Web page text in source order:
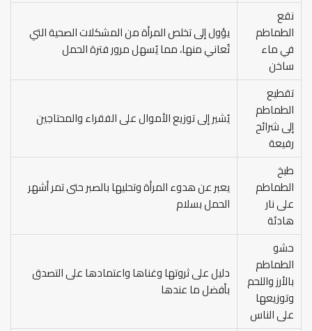
نقع
الطماطم
في ماء
ساخن
يؤول إلى تخلص المرأة من المشكلات الصحية التي
تُعاني منها، مما يُسهل مرور فترة الحمل
تقطيع
الطماطم
إلى شرائح
رفيعة
يُشير إلى توزيع الأموال على الفقراء والمحتاجين
طبخ
الطماطم
على نار
هادئة
يعبر عن هدوء المرأة وتحليها بالصبر حتى تمر أشهر
الحمل بسلام
حشو
الطماطم
بالأرز واللحم
وتوزيعها
على الناس
دليل على ثروتها وغناها واعتمادها على التصدق
بأفضل ما عندها